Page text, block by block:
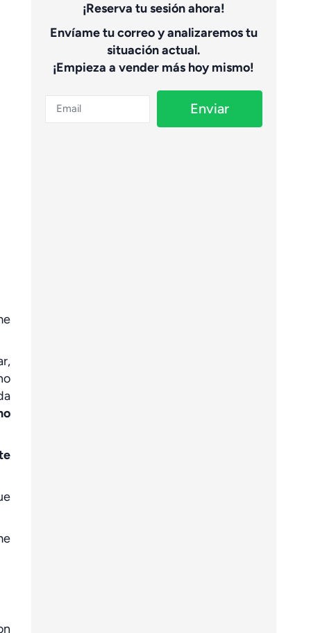
¡Reserva tu sesión ahora!
Envíame tu correo y analizaremos tu
situación actual.
¡Empieza a vender más hoy mismo!
Enviar